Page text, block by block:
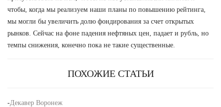
чтобы, когда мы реализуем наши планы по повышению рейтинга,
мы могли бы увеличить долю фондирования за счет открытых
рынков. Сейчас на фоне падения нефтяных цен, падает и рубль, но
темпы снижения, конечно пока не такие существенные.
ПОХОЖИЕ СТАТЬИ
-Декавер Воронеж